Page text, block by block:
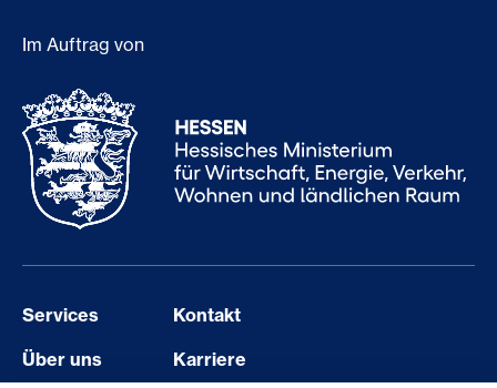
Im Auftrag von
Services
Kontakt
Über uns
Karriere